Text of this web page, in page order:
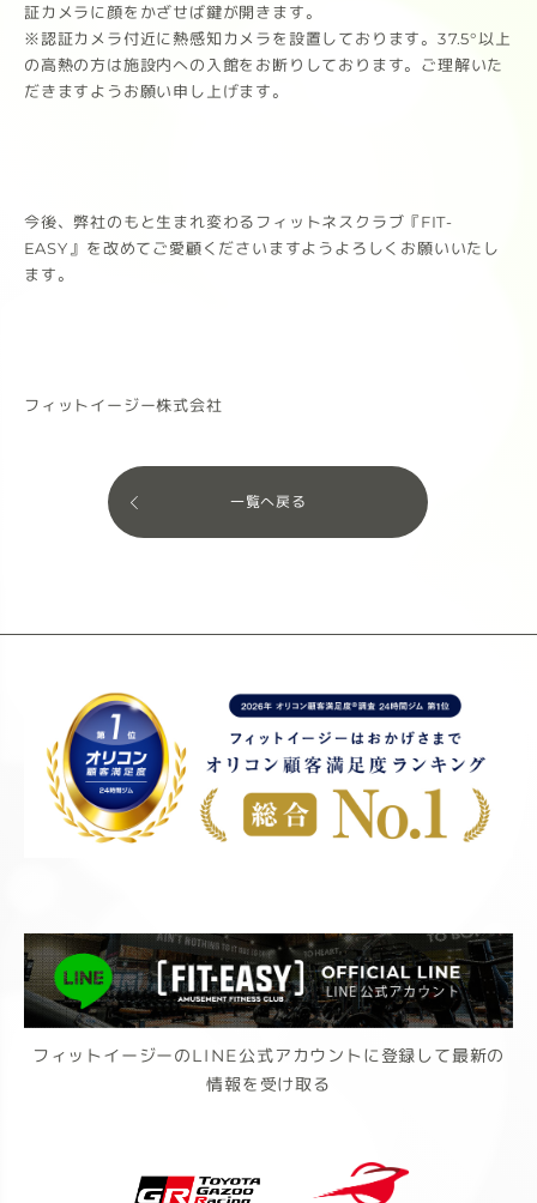
証カメラに顔をかざせば鍵が開きます。
※認証カメラ付近に熱感知カメラを設置しております。37.5°以上
の高熱の方は施設内への入館をお断りしております。ご理解いた
だきますようお願い申し上げます。
今後、弊社のもと生まれ変わるフィットネスクラブ『FIT-
EASY』を改めてご愛顧くださいますようよろしくお願いいたし
ます。
フィットイージー株式会社
一覧へ戻る
フィットイージーのLINE公式アカウントに登録して最新の
情報を受け取る